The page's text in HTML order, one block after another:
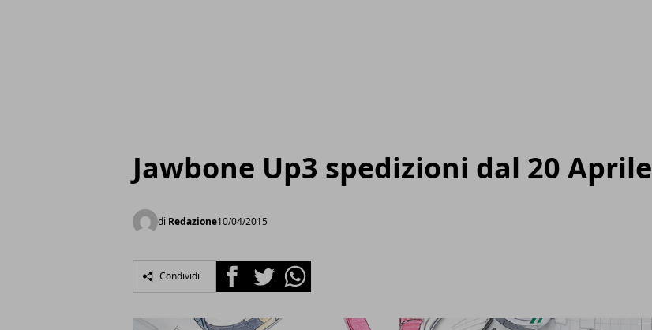
Jawbone Up3 spedizioni dal 20 Aprile
di Redazione10/04/2015
Condividi FacebookTwitterWhatsapp